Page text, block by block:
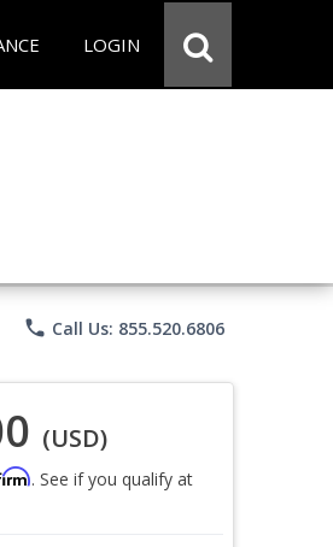
LOGIN
phone Call Us: 855.520.6806
(USD)
. See if you qualify at